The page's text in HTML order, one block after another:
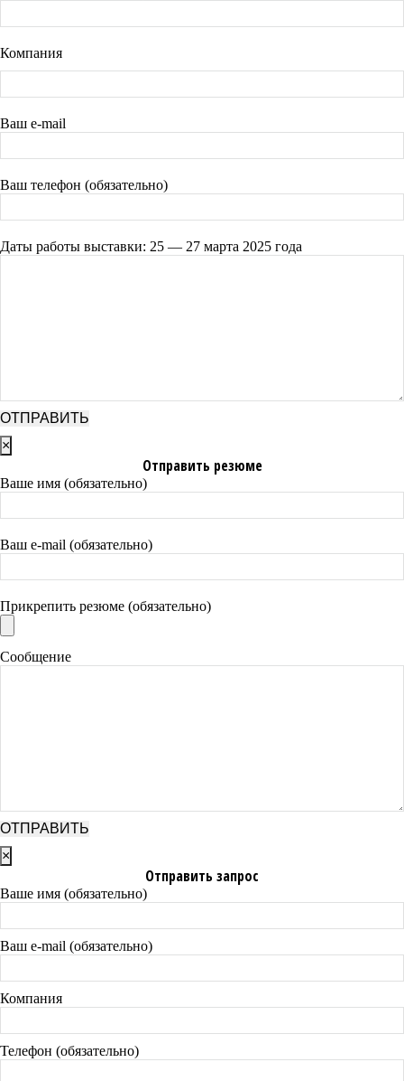
Компания
Ваш e-mail
Ваш телефон (обязательно)
Даты работы выставки: 25 — 27 марта 2025 года
×
Отправить резюме
Ваше имя (обязательно)
Ваш e-mail (обязательно)
Прикрепить резюме (обязательно)
Сообщение
×
Отправить запрос
Ваше имя (обязательно)
Ваш e-mail (обязательно)
Компания
Телефон (обязательно)